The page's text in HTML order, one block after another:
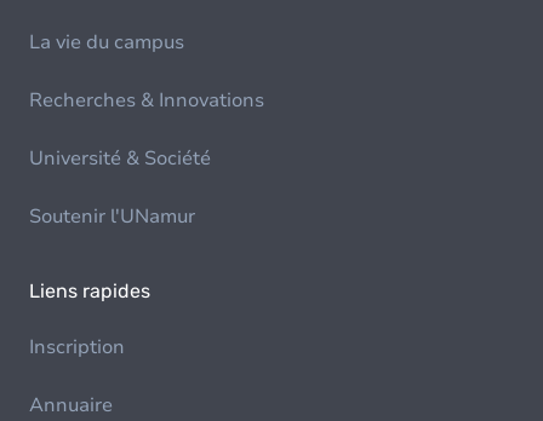
La vie du campus
Recherches & Innovations
Université & Société
Soutenir l'UNamur
Liens rapides
Inscription
Annuaire